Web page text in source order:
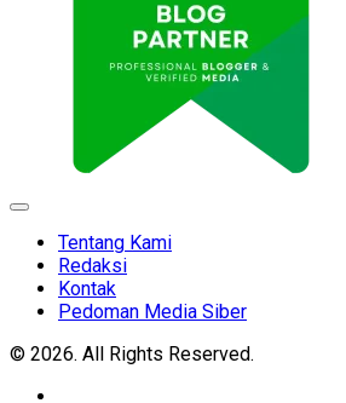
Expand
Tentang Kami
Redaksi
Kontak
Pedoman Media Siber
© 2026. All Rights Reserved.